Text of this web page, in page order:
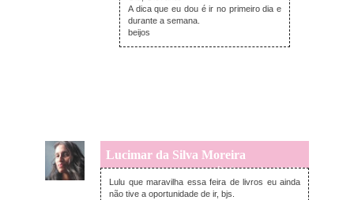
A dica que eu dou é ir no primeiro dia e
durante a semana.
beijos
Lucimar da Silva Moreira
sábado, setembro 14, 2024
Lulu que maravilha essa feira de livros eu ainda
não tive a oportunidade de ir, bjs.